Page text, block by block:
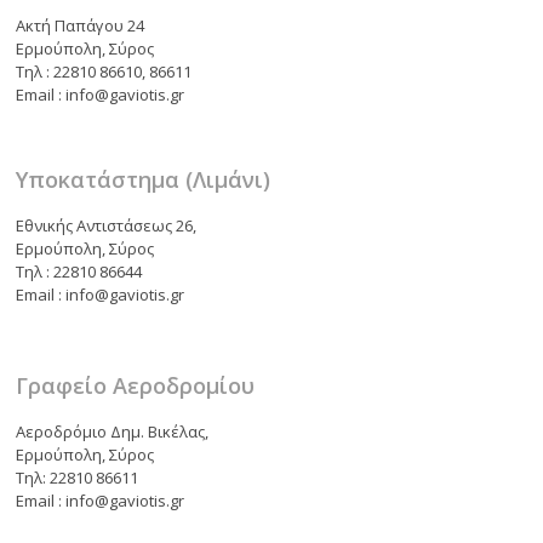
Ακτή Παπάγου 24
Ερμούπολη, Σύρος
Τηλ : 22810 86610, 86611
Email : info@gaviotis.gr
Υποκατάστημα (Λιμάνι)
Εθνικής Αντιστάσεως 26,
Ερμούπολη, Σύρος
Τηλ : 22810 86644
Email : info@gaviotis.gr
Γραφείο Αεροδρομίου
Αεροδρόμιο Δημ. Βικέλας,
Ερμούπολη, Σύρος
Τηλ: 22810 86611
Email : info@gaviotis.gr